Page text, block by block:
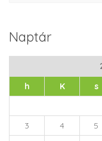
Naptár
h
K s
3
4 5